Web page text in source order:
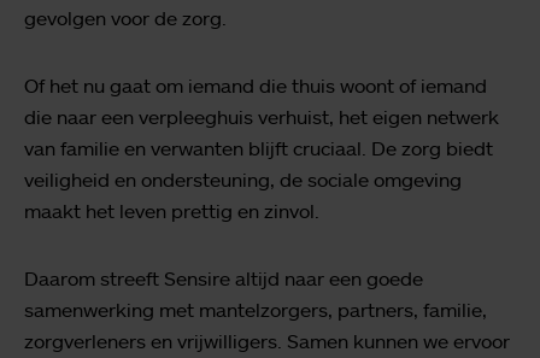
gevolgen voor de zorg.
Of het nu gaat om iemand die thuis woont of iemand
die naar een verpleeghuis verhuist, het eigen netwerk
van familie en verwanten blijft cruciaal. De zorg biedt
veiligheid en ondersteuning, de sociale omgeving
maakt het leven prettig en zinvol.
Daarom streeft Sensire altijd naar een goede
samenwerking met mantelzorgers, partners, familie,
zorgverleners en vrijwilligers. Samen kunnen we ervoor